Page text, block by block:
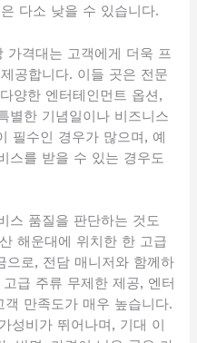
다소 낮을 수 있습니다.
가격대는 고객에게 더욱 프
공합니다. 이들 곳은 전문
양한 엔터테인먼트 옵션,
별한 기념일이나 비즈니스
필수인 경우가 많으며, 예
스를 받을 수 있는 경우도
스 품질을 판단하는 것도
해운대에 위치한 한 고급
으로, 전담 매니저와 함께하
급 주류 무제한 제공, 엔터
만족도가 매우 높습니다.
성비가 뛰어나며, 기대 이